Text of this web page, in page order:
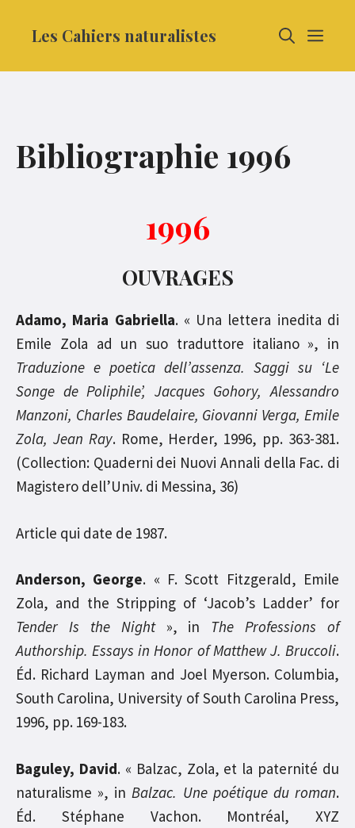
Les Cahiers naturalistes
Bibliographie 1996
1996
OUVRAGES
Adamo, Maria Gabriella. « Una lettera inedita di
Emile Zola ad un suo traduttore italiano », in
Traduzione e poetica dell’assenza. Saggi su ‘Le
Songe de Poliphile’, Jacques Gohory, Alessandro
Manzoni, Charles Baudelaire, Giovanni Verga, Emile
Zola, Jean Ray. Rome, Herder, 1996, pp. 363-381.
(Collection: Quaderni dei Nuovi Annali della Fac. di
Magistero dell’Univ. di Messina, 36)
Article qui date de 1987.
Anderson, George. « F. Scott Fitzgerald, Emile
Zola, and the Stripping of ‘Jacob’s Ladder’ for
Tender Is the Night», in The Professions of
Authorship. Essays in Honor of Matthew J. Bruccoli.
Éd. Richard Layman and Joel Myerson. Columbia,
South Carolina, University of South Carolina Press,
1996, pp. 169-183.
Baguley, David. « Balzac, Zola, et la paternité du
naturalisme », in Balzac. Une poétique du roman.
Éd. Stéphane Vachon. Montréal, XYZ